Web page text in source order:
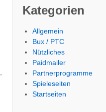
Kategorien
Allgemein
Bux / PTC
Nützliches
Paidmailer
Partnerprogramme
Spieleseiten
Startseiten